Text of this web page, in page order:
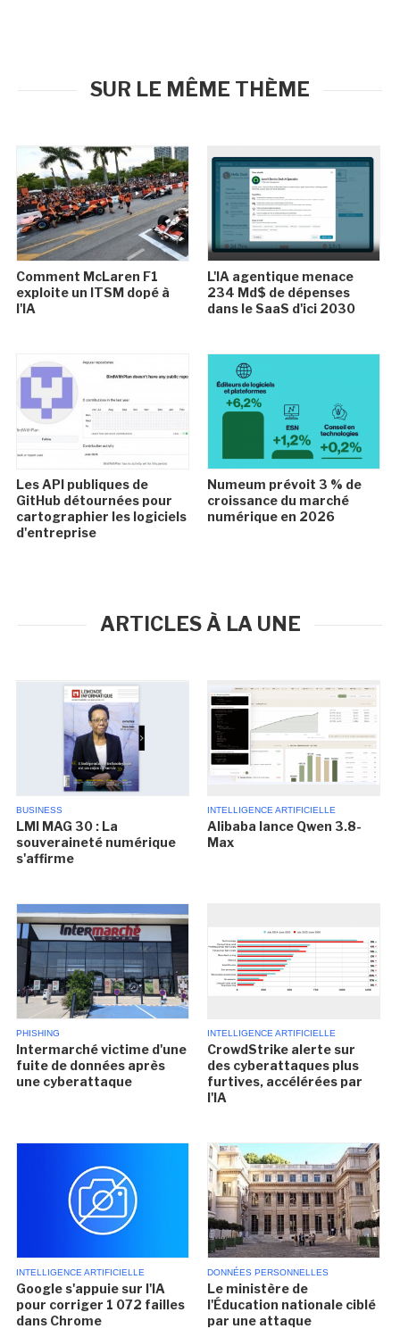
SUR LE MÊME THÈME
Comment McLaren F1
exploite un ITSM dopé à
l'IA
L'IA agentique menace
234 Md$ de dépenses
dans le SaaS d'ici 2030
Les API publiques de
GitHub détournées pour
cartographier les logiciels
d'entreprise
Numeum prévoit 3 % de
croissance du marché
numérique en 2026
ARTICLES À LA UNE
BUSINESS
LMI MAG 30 : La
souveraineté numérique
s'affirme
INTELLIGENCE ARTIFICIELLE
Alibaba lance Qwen 3.8-
Max
PHISHING
Intermarché victime d'une
fuite de données après
une cyberattaque
INTELLIGENCE ARTIFICIELLE
CrowdStrike alerte sur
des cyberattaques plus
furtives, accélérées par
l'IA
INTELLIGENCE ARTIFICIELLE
Google s'appuie sur l'IA
pour corriger 1 072 failles
dans Chrome
DONNÉES PERSONNELLES
Le ministère de
l'Éducation nationale ciblé
par une attaque